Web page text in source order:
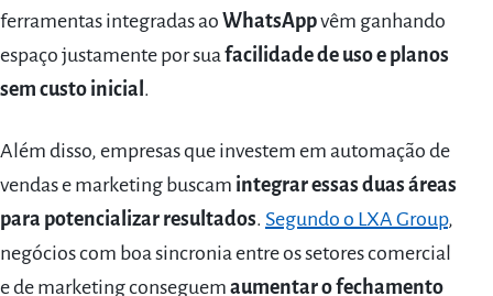
ferramentas integradas ao WhatsAppvêm ganhando
espaço justamente por suafacilidade de uso e planos
sem custo inicial.
Além disso, empresas que investem em automação de
vendas e marketing buscam integrar essas duas áreas
para potencializar resultados. Segundo o LXA Group,
negócios com boa sincronia entre os setores comercial
e de marketing conseguem aumentar o fechamento